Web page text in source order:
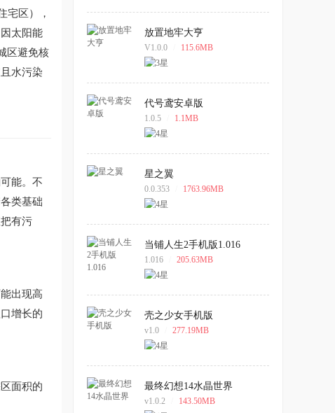
宅区），
太阳能
区避免核
水污染
能。不
类基础
有污
出现高
增长的
面积的
放置地牢大亨
V1.0.0 115.6MB
代号鸢安卓版
1.0.5 1.1MB
星之翼
0.0.353 1763.96MB
当铺人生2手机版1.016
1.016 205.63MB
壳之少女手机版
v1.0 277.19MB
最终幻想14水晶世界
v1.0.2 143.50MB